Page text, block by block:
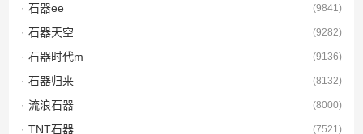
· 石器ee (9841)
· 石器天空 (9282)
· 石器时代m (9136)
· 石器归来 (8132)
· 流浪石器 (8000)
· TNT石器 (7521)